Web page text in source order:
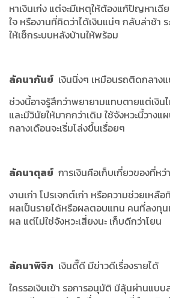
หาเงินเก่ง แต่จะมีเหตุให้ต้องแก้ปัญหาเ
ใจ หรืองานที่คิดว่าได้เงินแน่ๆ กลับล่าช้า
ให้เช็กระบบหลังบ้านให้พร้อม
ลัคนากันย์ เงินนิ่งๆ เหมือนรถติดกลาง
ช่วงนี้อาจรู้สึกว่าพยายามแทบตายแต่เงิ
และมีวินัยให้มากกว่าเดิม ใช้จังหวะนี้วาง
กลางเดือนจะเริ่มโล่งขึ้นเรื่อยๆ
ลัคนาตุลย์ การเงินคือเก็บเกี่ยวของที่หว่
งานเก่า โปรเจกต์เก่า หรือความช่วยเหลือ
ผลเป็นรายได้หรือผลตอบแทน คนที่ลงทุน
ผล แต่ไม่ใช่จังหวะเสี่ยงนะ เก็บดีกว่าโยน
ลัคนาพิจิก เงินดี๊ดี มีข่าวดีเรื่องรายได้
ใครรอเงินเข้า รอการอนุมัติ มีลุ้นผ่านแบ